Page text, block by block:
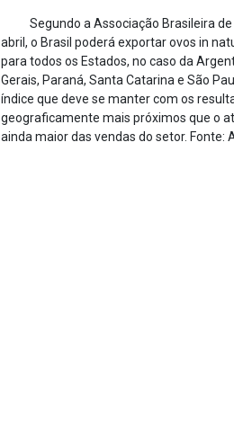
Segundo a Associação Brasileira
abril, o Brasil poderá exportar ovos in
para todos os Estados, no caso da
Gerais, Paraná, Santa Catarina e São
índice que deve se manter com os
geograficamente mais próximos que o
ainda maior das vendas do setor. Fonte: